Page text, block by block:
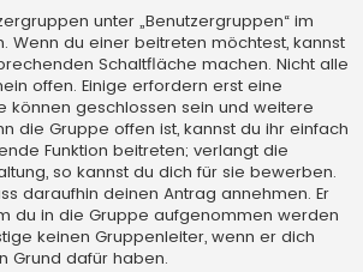
unter „Benutzergruppen“ im
Wenn du einer beitreten möchtest, kannst
Schaltfläche machen. Nicht alle
offen. Einige erfordern erst eine
können geschlossen sein und weitere
die Gruppe offen ist, kannst du ihr einfach
Funktion beitreten; verlangt die
so kannst du dich für sie bewerben.
daraufhin deinen Antrag annehmen. Er
du in die Gruppe aufgenommen werden
keinen Gruppenleiter, wenn er dich
Grund dafür haben.